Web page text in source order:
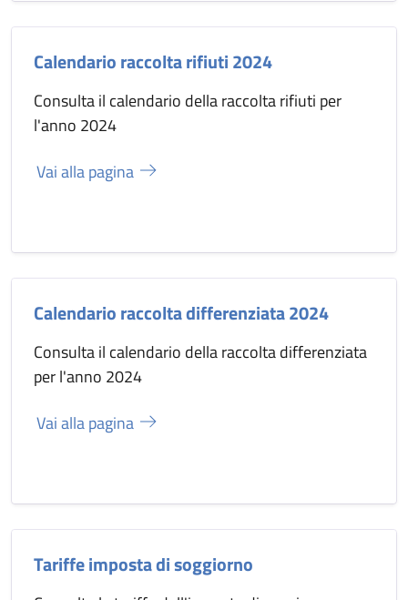
Calendario raccolta rifiuti 2024
Consulta il calendario della raccolta rifiuti per
l'anno 2024
Vai alla pagina
Calendario raccolta differenziata 2024
Consulta il calendario della raccolta differenziata
per l'anno 2024
Vai alla pagina
Tariffe imposta di soggiorno